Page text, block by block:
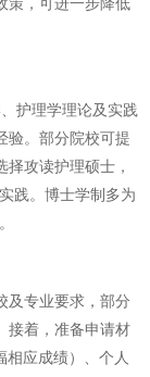
策，可进一步降低
护理学理论及实践
验。部分院校可提
攻读护理硕士，
践。博士学制多为
及专业要求，部分
接着，准备申请材
相应成绩）、个人